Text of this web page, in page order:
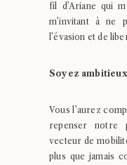
fil d’Ariane qui
m’invitant à ne
l’évasion et de
Soyez
Vous l’aurez
repenser notre
vecteur de
plus que jamais